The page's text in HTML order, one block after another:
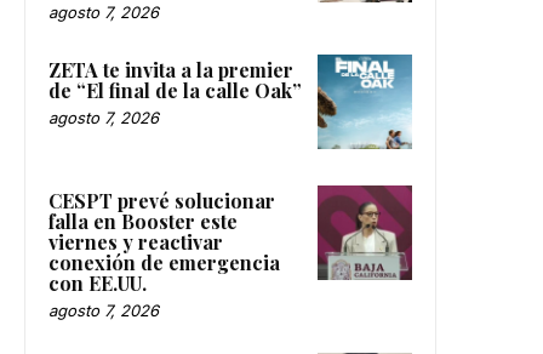
agosto 7, 2026
ZETA te invita a la premier
de “El final de la calle Oak”
agosto 7, 2026
CESPT prevé solucionar
falla en Booster este
viernes y reactivar
conexión de emergencia
con EE.UU.
agosto 7, 2026